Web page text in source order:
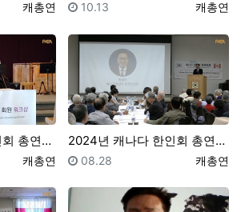
등록자
캐총연 등록자
캐총연
등록일
10.13
2024년 캐나다 한인회 총연합회 워크샵
등록자
캐총연
2024년 캐나다 한인회 총연합회, "캘거리 ᄒ…
등록자
캐총연
등록일
08.28